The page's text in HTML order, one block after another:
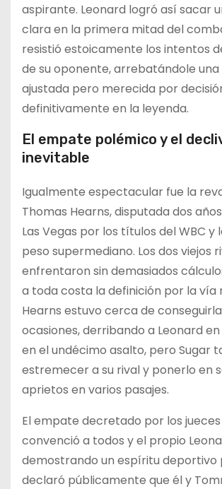
aspirante. Leonard logró así sacar
clara en la primera mitad del
resistió estoicamente los intentos
de su oponente, arrebatándole
ajustada pero merecida por
definitivamente en la leyenda.
El empate polémico y el
inevitable
Igualmente espectacular fue la
Thomas Hearns, disputada dos
Las Vegas por los títulos del WBC y
peso supermediano. Los dos viejos
enfrentaron sin demasiados
a toda costa la definición por la vía
Hearns estuvo cerca de
ocasiones, derribando a Leonard
en el undécimo asalto, pero Sugar
estremecer a su rival y ponerlo en
aprietos en varios pasajes.
El empate decretado por los
convenció a todos y el propio
demostrando un espíritu deportivo
declaró públicamente que él y